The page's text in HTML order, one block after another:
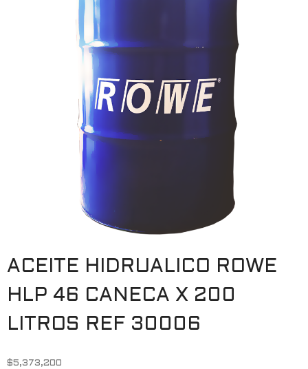
ACEITE HIDRUALICO ROWE
HLP 46 CANECA X 200
LITROS REF 30006
$5,373,200